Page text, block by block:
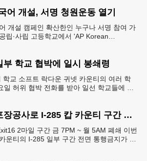
어 개설, 서명 청원운동 열기
개설 캠페인 확산한인 누구나 서명 참여 가
립·사립 고등학교에서 'AP Korean
부 학교 협박에 일시 봉쇄령
학교 소프트 락다운 귀넷 카운티의 여러 학
일 허위 협박 전화를 받아 일선 학교들에 일
주말 포장공사로 I-285 캅 카운티 구간 통행금지
2마일 구간 금 7PM ~ 월 5AM 폐쇄 이번
운티의 I-285 일부 구간 전면 통행금지가 시